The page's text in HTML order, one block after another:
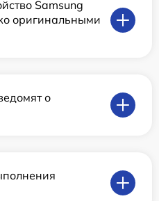
Samsung
оригинальными
о